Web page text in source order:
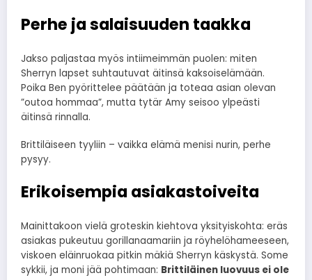
Perhe ja salaisuuden taakka
Jakso paljastaa myös intiimeimmän puolen: miten
Sherryn lapset suhtautuvat äitinsä kaksoiselämään.
Poika Ben pyörittelee päätään ja toteaa asian olevan
”outoa hommaa”, mutta tytär Amy seisoo ylpeästi
äitinsä rinnalla.
Brittiläiseen tyyliin – vaikka elämä menisi nurin, perhe
pysyy.
Erikoisempia asiakastoiveita
Mainittakoon vielä groteskin kiehtova yksityiskohta: eräs
asiakas pukeutuu gorillanaamariin ja röyhelöhameeseen,
viskoen eläinruokaa pitkin mäkiä Sherryn käskystä. Some
sykkii, ja moni jää pohtimaan: Brittiläinen luovuus ei ole